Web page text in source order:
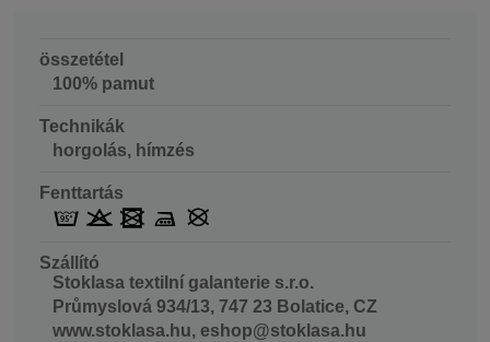
összetétel
100% pamut
Technikák
horgolás, hímzés
Fenttartás
Szállító
Stoklasa textilní galanterie s.r.o.
Průmyslová 934/13, 747 23 Bolatice, CZ
www.stoklasa.hu, eshop@stoklasa.hu